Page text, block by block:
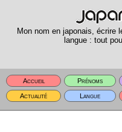
Mon nom en japonais, écrire
langue : tout
Accueil Prénoms
Actualité
Langue